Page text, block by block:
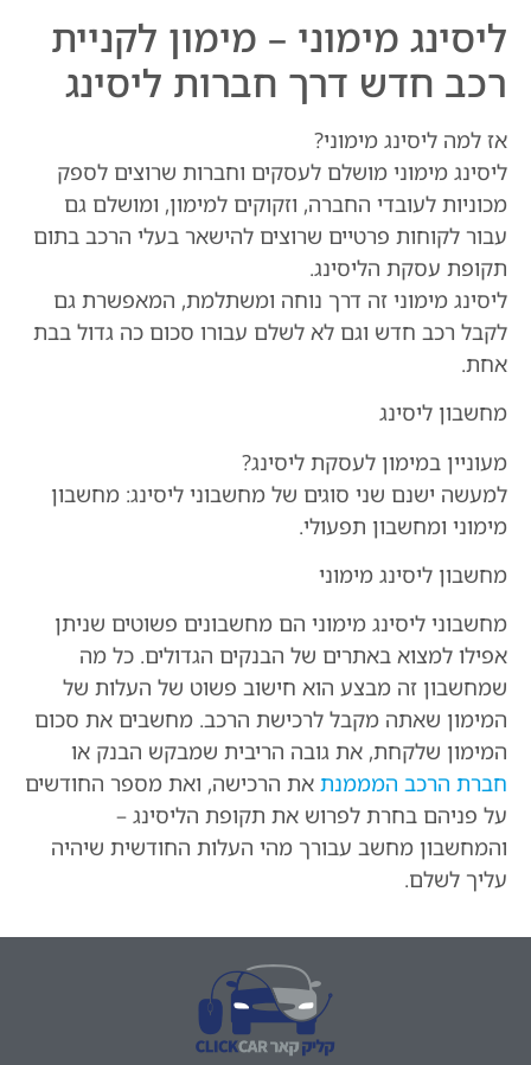
ליסינג מימוני – מימון לקניית
רכב חדש דרך חברות ליסינג
אז למה ליסינג מימוני?
ליסינג מימוני מושלם לעסקים וחברות שרוצים לספק
מכוניות לעובדי החברה, וזקוקים למימון, ומושלם גם
עבור לקוחות פרטיים שרוצים להישאר בעלי הרכב בתום
תקופת עסקת הליסינג.
ליסינג מימוני זה דרך נוחה ומשתלמת, המאפשרת גם
לקבל רכב חדש וגם לא לשלם עבורו סכום כה גדול בבת
אחת.
מחשבון ליסינג
מעוניין במימון לעסקת ליסינג?
למעשה ישנם שני סוגים של מחשבוני ליסינג: מחשבון
מימוני ומחשבון תפעולי.
מחשבון ליסינג מימוני
מחשבוני ליסינג מימוני הם מחשבונים פשוטים שניתן
אפילו למצוא באתרים של הבנקים הגדולים. כל מה
שמחשבון זה מבצע הוא חישוב פשוט של העלות של
המימון שאתה מקבל לרכישת הרכב. מחשבים את סכום
המימון שלקחת, את גובה הריבית שמבקש הבנק או
חברת הרכב המממנת את הרכישה, ואת מספר החודשים
על פניהם בחרת לפרוש את תקופת הליסינג –
והמחשבון מחשב עבורך מהי העלות החודשית שיהיה
עליך לשלם.